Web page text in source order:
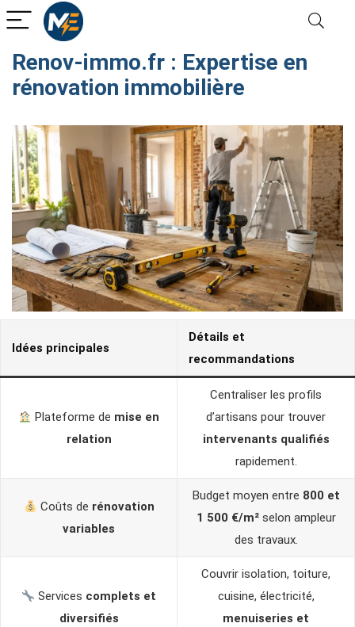
Renov-immo.fr​ : Expertise en
rénovation immobilière
Idées principales
Détails et
recommandations
Plateforme de mise en
relation
Centraliser les profils
d’artisans pour trouver
intervenants qualifiés
rapidement.
Coûts de rénovation
variables
Budget moyen entre 800 et
1 500 €/m²selon ampleur
des travaux.
Services complets et
diversifiés
Couvrir isolation, toiture,
cuisine, électricité,
menuiseries et